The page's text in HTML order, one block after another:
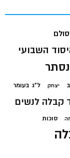
השבועי
יצחק ל"ג בעומר
קבלה לנשים
סוכות